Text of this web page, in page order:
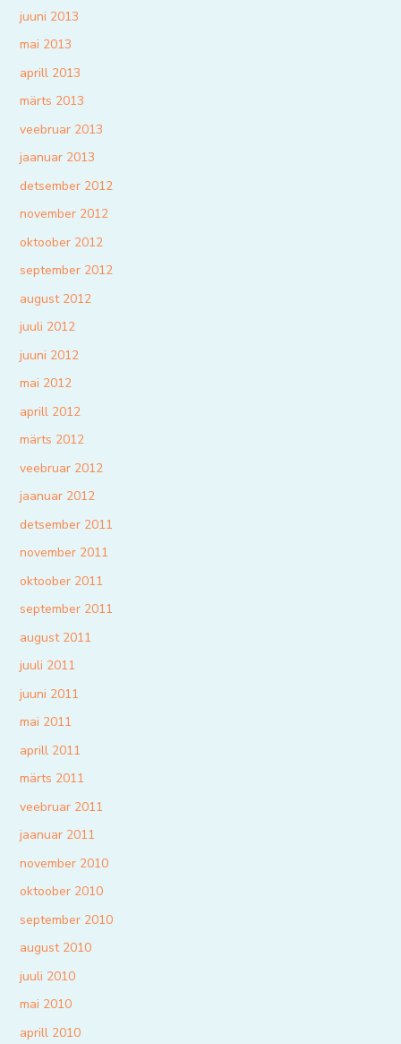
juuni 2013
mai 2013
aprill 2013
märts 2013
veebruar 2013
jaanuar 2013
detsember 2012
november 2012
oktoober 2012
september 2012
august 2012
juuli 2012
juuni 2012
mai 2012
aprill 2012
märts 2012
veebruar 2012
jaanuar 2012
detsember 2011
november 2011
oktoober 2011
september 2011
august 2011
juuli 2011
juuni 2011
mai 2011
aprill 2011
märts 2011
veebruar 2011
jaanuar 2011
november 2010
oktoober 2010
september 2010
august 2010
juuli 2010
mai 2010
aprill 2010